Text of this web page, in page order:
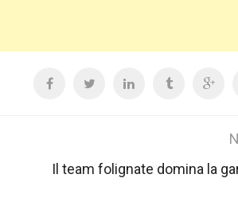
Il team folignate domina la